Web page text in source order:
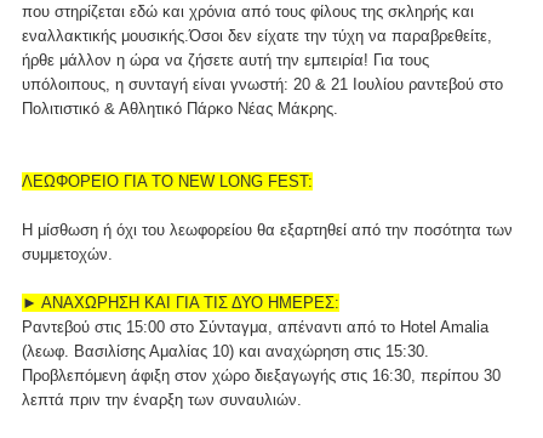
που στηρίζεται εδώ και χρόνια από τους φίλους της σκληρής και
εναλλακτικής μουσικής.Όσοι δεν είχατε την τύχη να παραβρεθείτε,
ήρθε μάλλον η ώρα να ζήσετε αυτή την εμπειρία! Για τους
υπόλοιπους, η συνταγή είναι γνωστή: 20 & 21 Ιουλίου ραντεβού στο
Πολιτιστικό & Αθλητικό Πάρκο Νέας Μάκρης.
ΛΕΩΦΟΡΕΙΟ ΓΙΑ ΤΟ NEW LONG FEST:
Η μίσθωση ή όχι του λεωφορείου θα εξαρτηθεί από την ποσότητα των
συμμετοχών.
► ΑΝΑΧΩΡΗΣΗ ΚΑΙ ΓΙΑ ΤΙΣ ΔΥΟ ΗΜΕΡΕΣ:
Ραντεβού στις 15:00 στο Σύνταγμα, απέναντι από το Hotel Amalia
(λεωφ. Βασιλίσης Αμαλίας 10) και αναχώρηση στις 15:30.
Προβλεπόμενη άφιξη στον χώρο διεξαγωγής στις 16:30, περίπου 30
λεπτά πριν την έναρξη των συναυλιών.